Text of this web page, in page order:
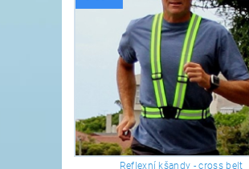
Reflexní kšandy - cross belt